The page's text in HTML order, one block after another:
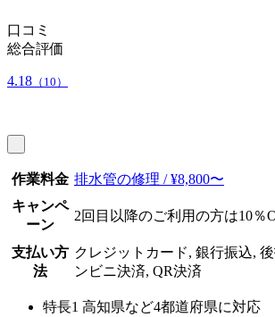
口コミ
総合評価
4.18 （10）
作業料金 排水管の修理 / ¥8,800〜
キャンペ
ーン
2回目以降のご利用の方は10％
支払い方
法
クレジットカード, 銀行振込,
ンビニ決済, QR決済
特長1 高知県など4都道府県に対応